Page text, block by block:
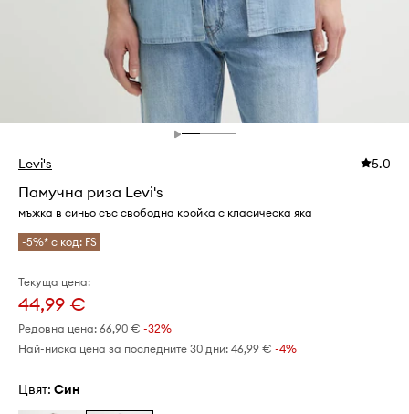
Levi's 5.0
Памучна риза Levi's
мъжка в синьо със свободна кройка с класическа яка
-5%* с код: FS
Текуща цена:
44,99 €
Редовна цена: 66,90 € -32%
Най-ниска цена за последните 30 дни: 46,99 € -4%
Цвят: син